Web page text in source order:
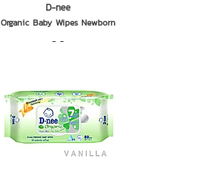
D-nee
Organic Baby Wipes Newborn
- -